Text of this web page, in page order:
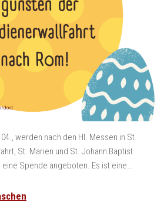
werden nach den Hl. Messen in St.
St. Marien und St. Johann Baptist
Spende angeboten. Es ist eine…